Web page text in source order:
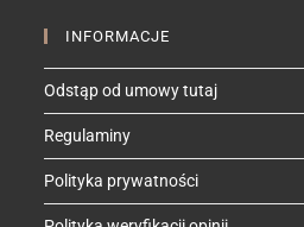
INFORMACJE
Odstąp od umowy tutaj
Regulaminy
Polityka prywatności